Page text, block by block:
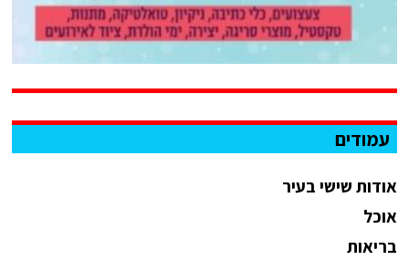
עמודים
אודות שישי בעיר
אוכל
בריאות